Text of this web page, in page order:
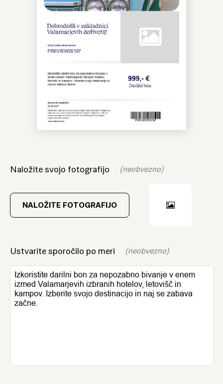
Naložite svojo fotografijo (neobvezno)
NALOŽITE FOTOGRAFIJO
Ustvarite sporočilo po meri (neobvezno)